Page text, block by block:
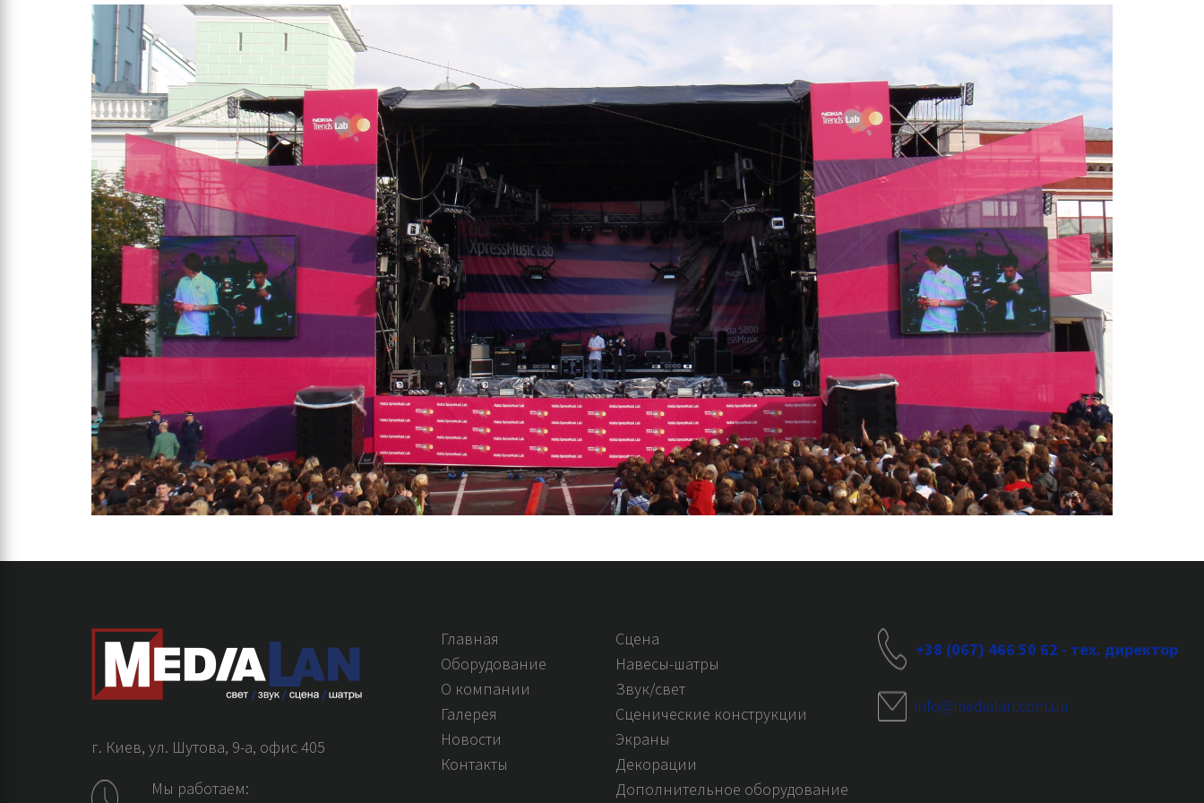
г. Киев, ул. Шутова, 9-а, офис 405
Мы работаем:
Главная
Оборудование
О компании
Галерея
Новости
Контакты
Сцена
Навесы-шатры
Звук/свет
Сценические конструкции
Экраны
Декорации
Дополнительное оборудование
+38 (067) 466 50 62 - тех. директор
info@medialan.com.ua